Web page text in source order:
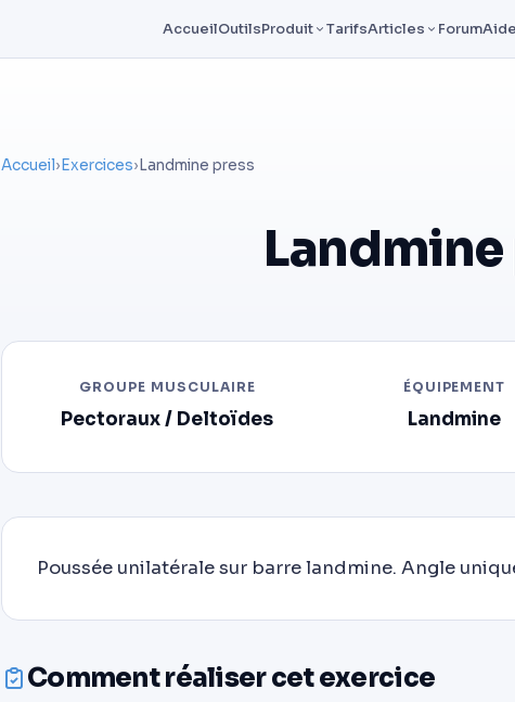
AccueilOutilsProduit TarifsArticles ForumAide
Accueil› Exercices› Landmine press
Landmine
GROUPE MUSCULAIRE
Pectoraux / Deltoïdes
ÉQUIPEMENT
Landmine
Poussée unilatérale sur barre landmine. Angle
Comment réaliser cet exercice